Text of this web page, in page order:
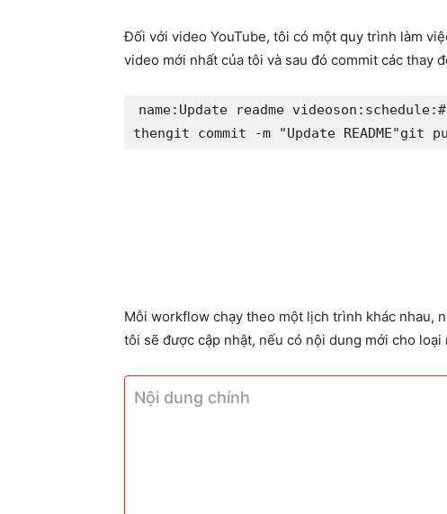
Đối với video YouTube, tôi có một quy trình làm
video mới nhất của tôi và sau đó commit các thay
name: Update readme videoson : schedule:
thengit commit -m "Update README"git
Mỗi workflow chạy theo một lịch trình khác nhau,
tôi sẽ được cập nhật, nếu có nội dung mới cho loại
Nội dung chính